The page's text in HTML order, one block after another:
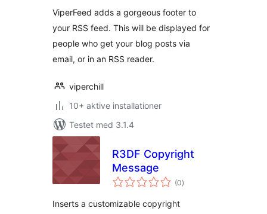
ViperFeed adds a gorgeous footer to
your RSS feed. This will be displayed for
people who get your blog posts via
email, or in an RSS reader.
viperchill
10+ aktive installationer
Testet med 3.1.4
R3DF Copyright
Message
(0totale
bedømmelser
)
Inserts a customizable copyright